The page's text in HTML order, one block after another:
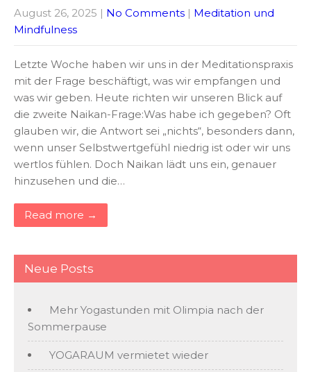
August 26, 2025 | No Comments | Meditation und
Mindfulness
Letzte Woche haben wir uns in der Meditationspraxis
mit der Frage beschäftigt, was wir empfangen und
was wir geben. Heute richten wir unseren Blick auf
die zweite Naikan-Frage:Was habe ich gegeben? Oft
glauben wir, die Antwort sei „nichts“, besonders dann,
wenn unser Selbstwertgefühl niedrig ist oder wir uns
wertlos fühlen. Doch Naikan lädt uns ein, genauer
hinzusehen und die…
Read more →
Neue Posts
Mehr Yogastunden mit Olimpia nach der
Sommerpause
YOGARAUM vermietet wieder